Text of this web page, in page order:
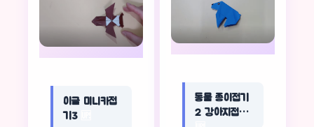
이글 미니카접
기3
동물 종이접기
2 강아지접기